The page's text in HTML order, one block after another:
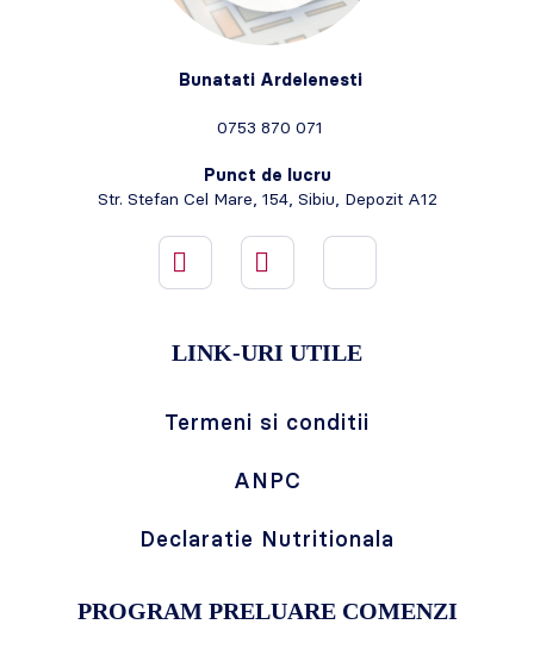
Bunatati Ardelenesti
0753 870 071
Punct de lucru
Str. Stefan Cel Mare, 154, Sibiu, Depozit A12
LINK-URI UTILE
Termeni si conditii
ANPC
Declaratie Nutritionala
PROGRAM PRELUARE COMENZI